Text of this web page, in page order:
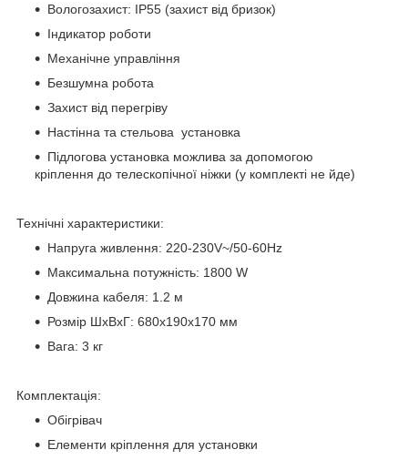
Вологозахист: IP55 (захист від бризок)
Індикатор роботи
Механічне управління
Безшумна робота
Захист від перегріву
Настінна та стельова установка
Підлогова установка можлива за допомогою
кріплення до телескопічної ніжки (у комплекті не йде)
Технічні характеристики:
Напруга живлення: 220-230V~/50-60Hz
Максимальна потужність: 1800 W
Довжина кабеля: 1.2 м
Розмір ШхВхГ: 680х190х170 мм
Вага: 3 кг
Комплектація:
Обігрівач
Елементи кріплення для установки